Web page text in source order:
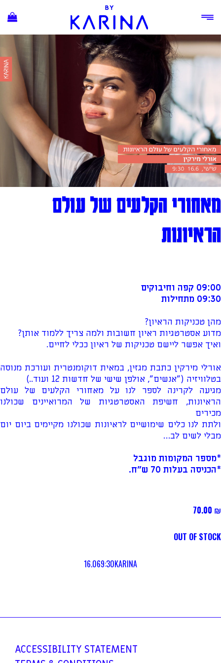
מאחורי הקלעים של עולם
הראיונות
09:00 קפה וחיבוקים
09:30 מתחילות
מהן טכניקות הראיון?
מדוע אסטרטגיות ראיון חשובות ולמה צריך ללמוד אותן?
ואיך אפשר ליישם טכניקות של ראיון ככלי לחיים.
אורלי מירקין כתבת מגזין, במאית דוקומנטרית ועורכת מנוסה
בטלוויזיה ("אנשים", אולפן שישי של חדשות 12 ועוד..)
מגיעה לקרינה לספר לנו על מאחורי הקלעים של עולם
הראיונות, חשיפת האסטרטגיות של המרואיינים שכולנו
מכירים
ולתת לנו כלים שימושיים לראיונות שכולנו מקיימים ביום יום
מבלי לשים לב…
*מספר המקומות מוגבל
*הכניסה בעלות 70 ש"ח.
70.00 ₪
OUT OF STOCK
16.069:30KARINA
ACCESSIBILITY STATEMENT